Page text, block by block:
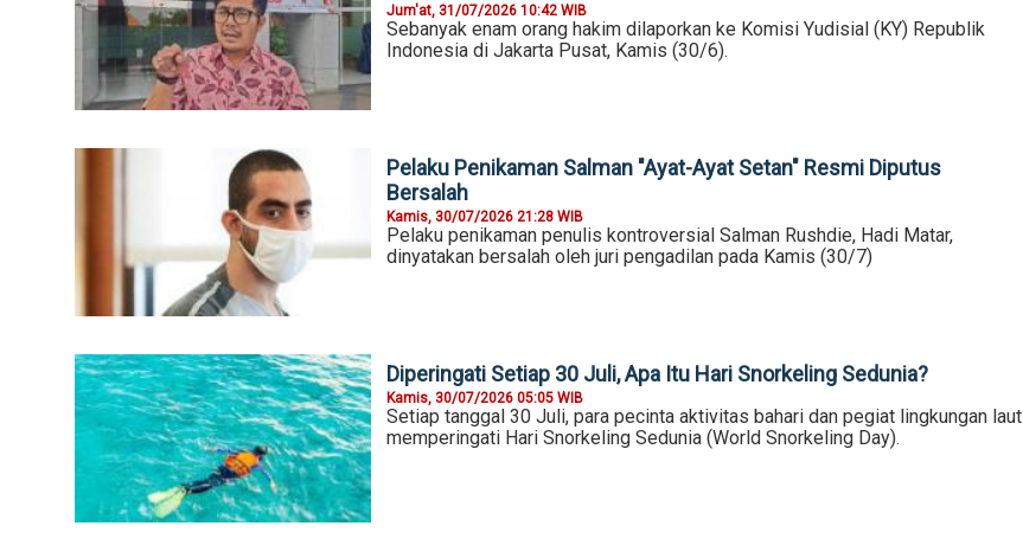
Jum'at, 31/07/2026 10:42 WIB
Sebanyak enam orang hakim dilaporkan ke Komisi Yudisial (KY) Republik
Indonesia di Jakarta Pusat, Kamis (30/6).
Pelaku Penikaman Salman "Ayat-Ayat Setan" Resmi Diputus
Bersalah
Kamis, 30/07/2026 21:28 WIB
Pelaku penikaman penulis kontroversial Salman Rushdie, Hadi Matar,
dinyatakan bersalah oleh juri pengadilan pada Kamis (30/7)
Diperingati Setiap 30 Juli, Apa Itu Hari Snorkeling Sedunia?
Kamis, 30/07/2026 05:05 WIB
Setiap tanggal 30 Juli, para pecinta aktivitas bahari dan pegiat lingkungan laut
memperingati Hari Snorkeling Sedunia (World Snorkeling Day).